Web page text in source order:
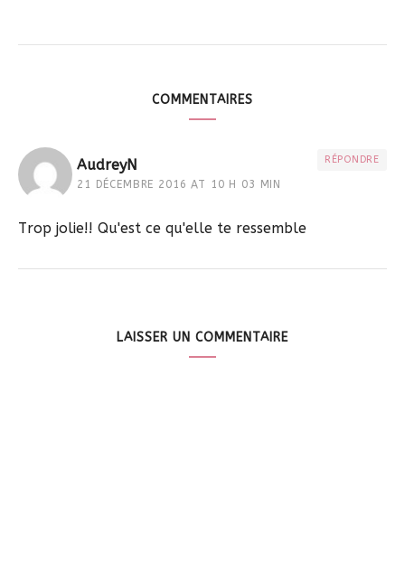
COMMENTAIRES
AudreyN
21 DÉCEMBRE 2016 AT 10 H 03 MIN
RÉPONDRE
Trop jolie!! Qu'est ce qu'elle te ressemble
LAISSER UN COMMENTAIRE